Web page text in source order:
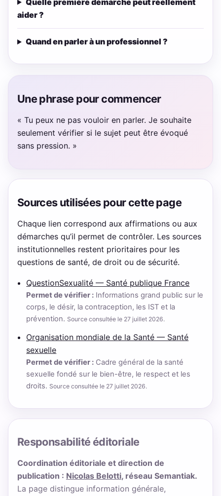
aider ?
Quand en parler à un professionnel ?
Une phrase pour commencer
« Tu peux ne pas vouloir en parler. Je souhaite
seulement vérifier si le sujet peut être évoqué
sans pression. »
Sources utilisées pour cette page
Chaque lien correspond aux affirmations ou aux
démarches qu’il permet de contrôler. Les sources
institutionnelles restent prioritaires pour les
questions de santé, de droit ou de sécurité.
QuestionSexualité — Santé publique France
Permet de vérifier : Informations grand public sur le
corps, le désir, la contraception, les IST et la
prévention. Source consultée le 27 juillet 2026.
Organisation mondiale de la Santé — Santé
sexuelle
Permet de vérifier : Cadre général de la santé
sexuelle fondé sur le bien-être, le respect et les
droits. Source consultée le 27 juillet 2026.
Responsabilité éditoriale
Coordination éditoriale et direction de
publication : Nicolas Belotti, réseau Semantiak.
La page distingue information générale,